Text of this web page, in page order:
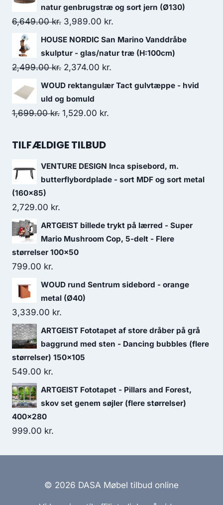
natur genbrugstræ og sort jern (Ø130)
6,649.00kr. 3,989.00 kr.
HOUSE NORDIC San Marino Vanddråbe
skulptur - glas/natur træ (H:100cm)
2,499.00kr. 2,374.00 kr.
WOUD rektangulær Tact gulvtæppe - hvid
uld og bomuld
1,699.00kr. 1,529.00 kr.
TILFÆLDIGE TILBUD
VENTURE DESIGN Inca spisebord, m.
butterflybordplade - sort MDF og sort metal
(160x85)
2,729.00 kr.
ARTGEIST billede trykt på lærred - Super
Mario Mushroom Cop, 5-delt - Flere
størrelser 100x50
799.00 kr.
WOUD rund Sentrum sidebord - orange
metal (Ø40)
3,339.00 kr.
ARTGEIST Fototapet af store dråber på grå
baggrund med sten - Dancing bubbles (flere
størrelser) 150x105
549.00 kr.
ARTGEIST Fototapet - Pillars and Forest,
skov set genem søjler (flere størrelser)
400x280
999.00 kr.
© 2026 DASA Møbel tilbud online